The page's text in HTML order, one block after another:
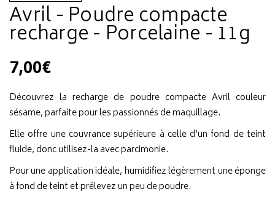
Avril - Poudre compacte
recharge - Porcelaine - 11g
7,00€
Découvrez la recharge de poudre compacte Avril couleur
sésame, parfaite pour les passionnés de maquillage.
Elle offre une couvrance supérieure à celle d'un fond de teint
fluide, donc utilisez-la avec parcimonie.
Pour une application idéale, humidifiez légèrement une éponge
à fond de teint et prélevez un peu de poudre.